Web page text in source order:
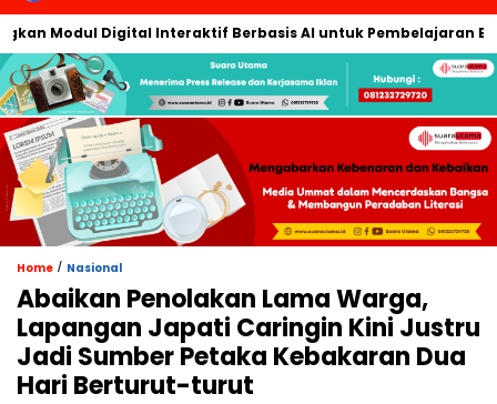
Modul Digital Interaktif Berbasis AI untuk Pembelajaran
Home / Nasional
Abaikan Penolakan Lama Warga,
Lapangan Japati Caringin Kini Justru
Jadi Sumber Petaka Kebakaran Dua
Hari Berturut-turut